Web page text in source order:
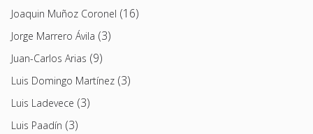
Joaquin Muñoz Coronel (16)
Jorge Marrero Ávila (3)
Juan-Carlos Arias (9)
Luis Domingo Martínez (3)
Luis Ladevece (3)
Luis Paadín (3)